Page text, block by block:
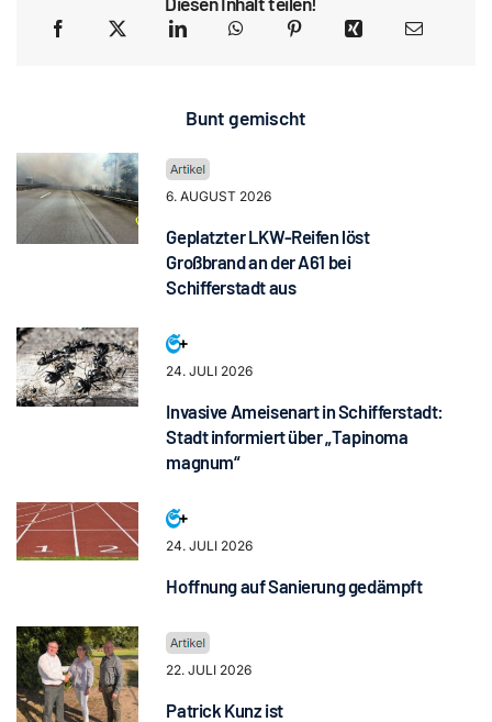
Bunt gemischt
6. AUGUST 2026
Geplatzter LKW-Reifen löst
Großbrand an der A61 bei
Schifferstadt aus
24. JULI 2026
Invasive Ameisenart in Schifferstadt:
Stadt informiert über „Tapinoma
magnum“
24. JULI 2026
Hoffnung auf Sanierung gedämpft
22. JULI 2026
Patrick Kunz ist